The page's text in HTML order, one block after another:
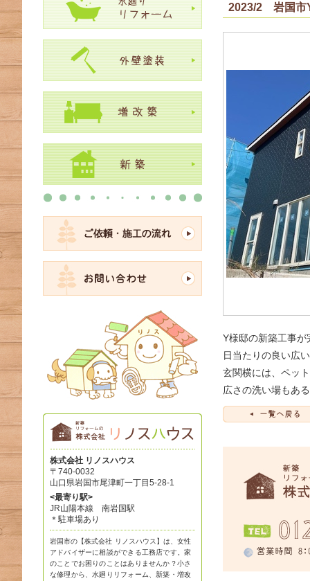
2023/2 岩国市
Y様邸の新築工事
日当たりの良い広
玄関横には、ペッ
広さの洗い場もあ
株式会社 リノスハウス
〒740-0032
山口県岩国市尾津町一丁目5-28-1
<最寄り駅>
JR山陽本線 南岩国駅
＊駐車場あり
岩国市の【株式会社 リノスハウス】は、女性
アドバイザーに相談ができる工務店です。家
のことでお困りのことはありませんか？小さ
な修理から、水廻りリフォーム、新築・増改